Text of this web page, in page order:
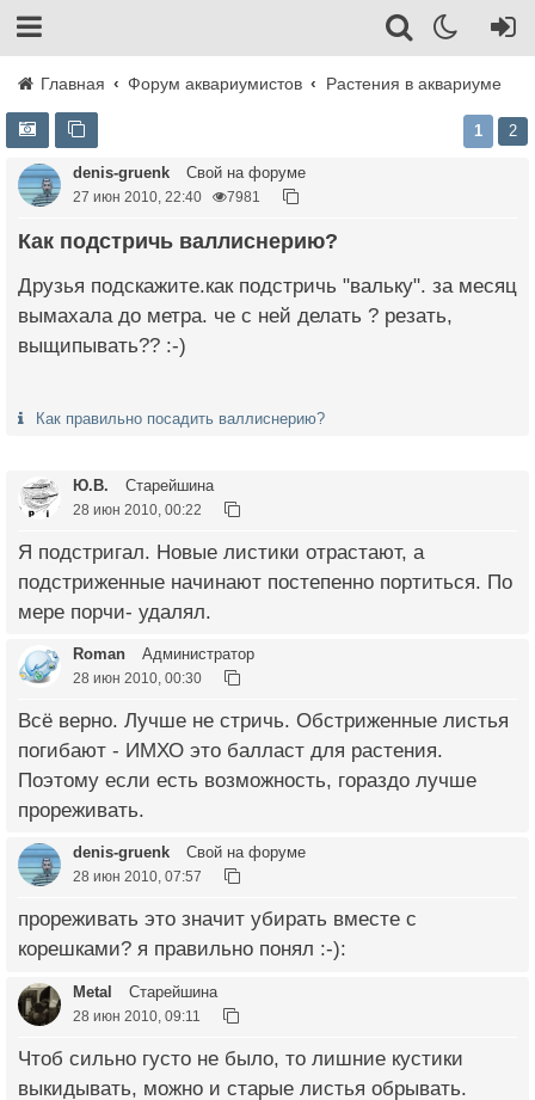
Главная Форум аквариумистов Растения в аквариуме
1 2
denis-gruenk Свой на форуме
27 июн 2010, 22:40 7981
Как подстричь валлиснерию?
Друзья подскажите.как подстричь "вальку". за месяц
вымахала до метра. че с ней делать ? резать,
выщипывать?? :-)
Как правильно посадить валлиснерию?
Ю.В. Старейшина
28 июн 2010, 00:22
Я подстригал. Новые листики отрастают, а
подстриженные начинают постепенно портиться. По
мере порчи- удалял.
Roman Администратор
28 июн 2010, 00:30
Всё верно. Лучше не стричь. Обстриженные листья
погибают - ИМХО это балласт для растения.
Поэтому если есть возможность, гораздо лучше
прореживать.
denis-gruenk Свой на форуме
28 июн 2010, 07:57
прореживать это значит убирать вместе с
корешками? я правильно понял :-):
Metal Старейшина
28 июн 2010, 09:11
Чтоб сильно густо не было, то лишние кустики
выкидывать, можно и старые листья обрывать.